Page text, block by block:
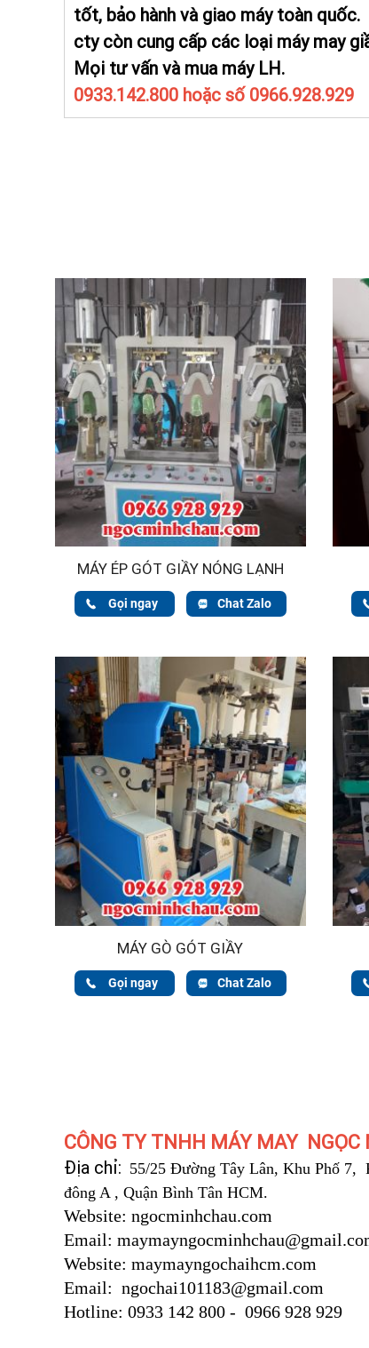
tốt, bảo hành và giao máy toàn quốc.
cty còn cung cấp các loại máy may
Mọi tư vấn và mua máy LH.
0933.142.800 hoặc số 0966.928.929
MÁY ÉP GÓT GIẦY NÓNG LẠNH
Gọi ngay Chat Zalo
MÁY GÒ GÓT GIẦY
Gọi ngay Chat Zalo
CÔNG TY TNHH MÁY MAY NGỌC
Địa chỉ: 55/25 Đường Tây Lân, Khu Phố 7,
đông A , Quận Bình Tân HCM.
Website: ngocminhchau.com
Email:
Website: maymayngochaihcm.com
Email: ngochai101183@gmail.com
Hotline: 0933 142 800 - 0966 928 929